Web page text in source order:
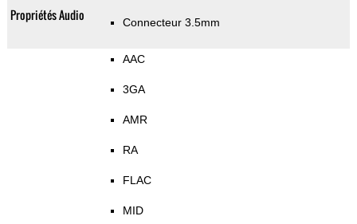
Propriétés Audio Connecteur 3.5mm
AAC
3GA
AMR
RA
FLAC
MID